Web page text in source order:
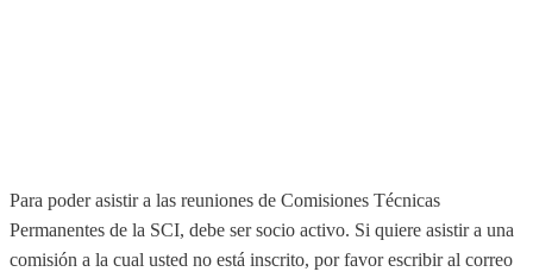
Para poder asistir a las reuniones de Comisiones Técnicas
Permanentes de la SCI, debe ser socio activo. Si quiere asistir a una
comisión a la cual usted no está inscrito, por favor escribir al correo